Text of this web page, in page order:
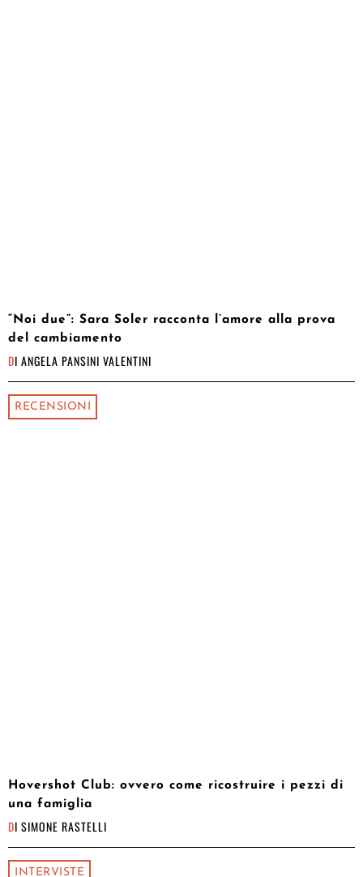
“Noi due”: Sara Soler racconta l’amore alla prova
del cambiamento
DI ANGELA PANSINI VALENTINI
RECENSIONI
Hovershot Club: ovvero come ricostruire i pezzi di
una famiglia
DI SIMONE RASTELLI
INTERVISTE